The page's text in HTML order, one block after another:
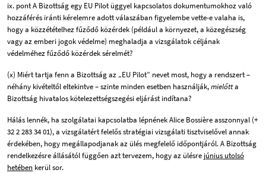
ix. pont A Bizottság egy EU Pilot üggyel kapcsolatos dokumentumokhoz való
hozzáférés iránti kérelemre adott válaszában figyelembe vette-e valaha is,
hogy a közzétételhez fűződő közérdek (például a környezet, a közegészség
vagy az emberi jogok védelme) meghaladja a vizsgálatok céljának
védelméhez fűződő közérdek sérelmét?
(x) Miért tartja fenn a Bizottság az „EU Pilot” nevet most, hogy a rendszert –
néhány kivételtől eltekintve – szinte minden esetben használják,mielőtta
Bizottság hivatalos kötelezettségszegési eljárást indítana?
Hálás lennék, ha szolgálatai kapcsolatba lépnének Alice Bossière asszonnyal (+
32 2 283 34 01), a vizsgálatért felelős stratégiai vizsgálati tisztviselővel annak
érdekében, hogy megállapodjanak az ülés megfelelő időpontjáról. A Bizottság
rendelkezésre állásától függően azt tervezem, hogy az ülésre június utolsó
hetében kerül sor.